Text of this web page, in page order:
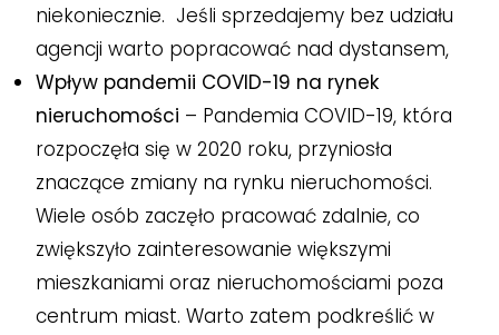
niekoniecznie. Jeśli sprzedajemy bez udziału
agencji warto popracować nad dystansem,
Wpływ pandemii COVID-19 na rynek
nieruchomości – Pandemia COVID-19, która
rozpoczęła się w 2020 roku, przyniosła
znaczące zmiany na rynku nieruchomości.
Wiele osób zaczęło pracować zdalnie, co
zwiększyło zainteresowanie większymi
mieszkaniami oraz nieruchomościami poza
centrum miast. Warto zatem podkreślić w